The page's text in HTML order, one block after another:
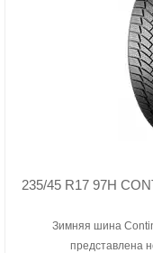
235/45 R17 97H
Зимняя шина
представлена